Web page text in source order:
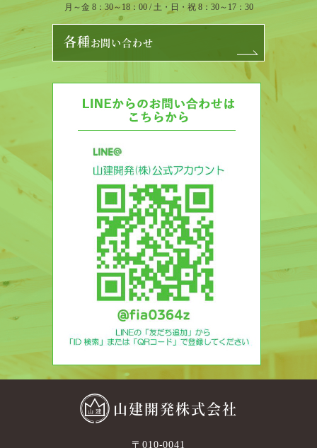
月～金 8：30～18：00 / 土・日・祝 8：30～17：30
各種お問い合わせ
山建開発株式会社
〒010-0041